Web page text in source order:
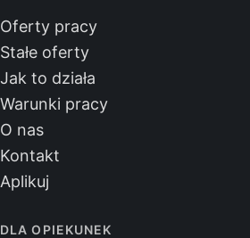
Oferty pracy
Stałe oferty
Jak to działa
Warunki pracy
O nas
Kontakt
Aplikuj
DLA OPIEKUNEK